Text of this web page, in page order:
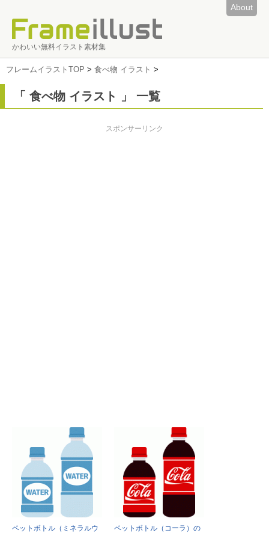
About
かわいい無料イラスト素材集
フレームイラストTOP > 食べ物 イラスト >
「 食べ物 イラスト 」 一覧
スポンサーリンク
ペットボトル（ミネラルウ
ペットボトル（コーラ）の